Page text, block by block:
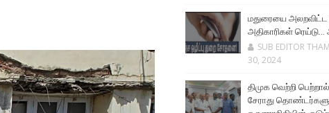
மதுரையை அலறவிட்ட
அதிகாரிகள் ரெய்டு...
SUB EDITOR
30, 2024
திமுக வெற்றி
சேராது